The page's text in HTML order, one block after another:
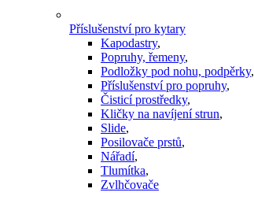
Příslušenství pro kytary
Kapodastry,
Popruhy, řemeny,
Podložky pod nohu, podpěrky,
Příslušenství pro popruhy,
Čisticí prostředky,
Kličky na navíjení strun,
Slide,
Posilovače prstů,
Nářadí,
Tlumítka,
Zvlhčovače